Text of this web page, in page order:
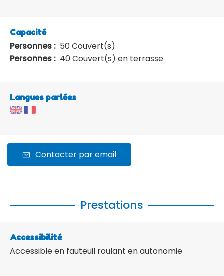
Capacité
Personnes : 50 Couvert(s)
Personnes : 40 Couvert(s) en terrasse
Langues parlées
Contacter par email
Prestations
Accessibilité
Accessible en fauteuil roulant en autonomie